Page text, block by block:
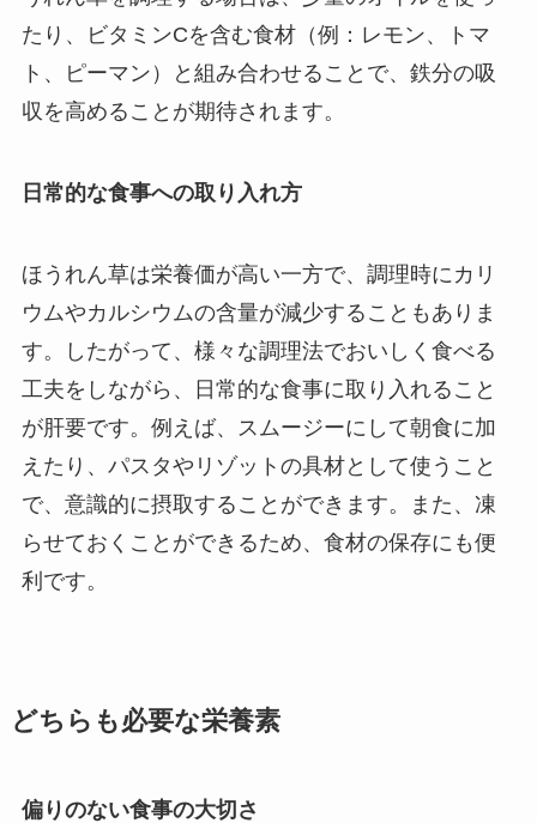
たり、ビタミンCを含む食材（例：レモン、トマ
ト、ピーマン）と組み合わせることで、鉄分の吸
収を高めることが期待されます。
日常的な食事への取り入れ方
ほうれん草は栄養価が高い一方で、調理時にカリ
ウムやカルシウムの含量が減少することもありま
す。したがって、様々な調理法でおいしく食べる
工夫をしながら、日常的な食事に取り入れること
が肝要です。例えば、スムージーにして朝食に加
えたり、パスタやリゾットの具材として使うこと
で、意識的に摂取することができます。また、凍
らせておくことができるため、食材の保存にも便
利です。
どちらも必要な栄養素
偏りのない食事の大切さ